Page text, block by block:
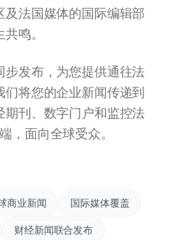
法国媒体的国际编辑部
共鸣。
步发布，为您提供通往法
将您的企业新闻传递到
期刊、数字门户和监控法
，面向全球受众。
商业新闻 国际媒体覆盖
财经新闻联合发布